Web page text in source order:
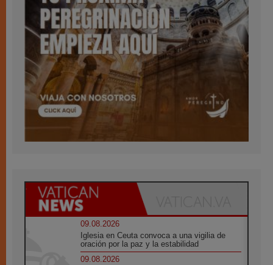
09.08.2026
Iglesia en Ceuta convoca a una vigilia de
oración por la paz y la estabilidad
09.08.2026